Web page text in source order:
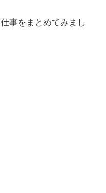
事をまとめてみまし